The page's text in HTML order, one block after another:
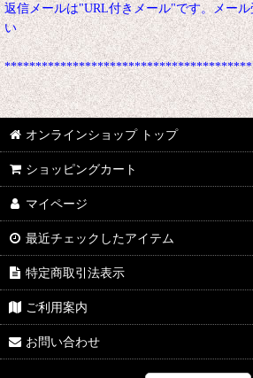
返信メールは"URL付きメール"です。メー
い
オンラインショップ トップ
ショッピングカート
マイページ
最近チェックしたアイテム
特定商取引法表示
ご利用案内
お問い合わせ